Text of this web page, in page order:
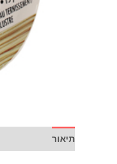
תיאור